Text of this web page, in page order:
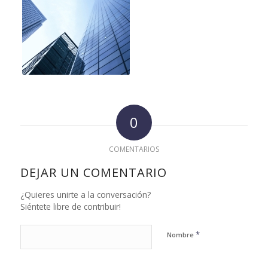
0
COMENTARIOS
DEJAR UN COMENTARIO
¿Quieres unirte a la conversación?
Siéntete libre de contribuir!
Nombre *